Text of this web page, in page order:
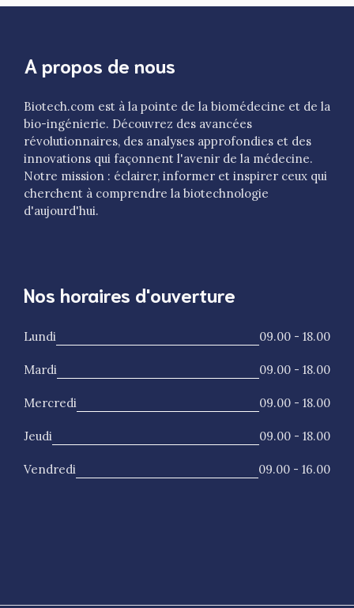
A propos de nous
Biotech.com est à la pointe de la biomédecine et de la
bio-ingénierie. Découvrez des avancées
révolutionnaires, des analyses approfondies et des
innovations qui façonnent l'avenir de la médecine.
Notre mission : éclairer, informer et inspirer ceux qui
cherchent à comprendre la biotechnologie
d'aujourd'hui.
Nos horaires d'ouverture
Lundi 09.00 - 18.00
Mardi 09.00 - 18.00
Mercredi 09.00 - 18.00
Jeudi 09.00 - 18.00
Vendredi 09.00 - 16.00